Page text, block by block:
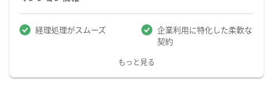
経理処理がスムーズ
企業利用に特化した柔軟な
契約
もっと見る